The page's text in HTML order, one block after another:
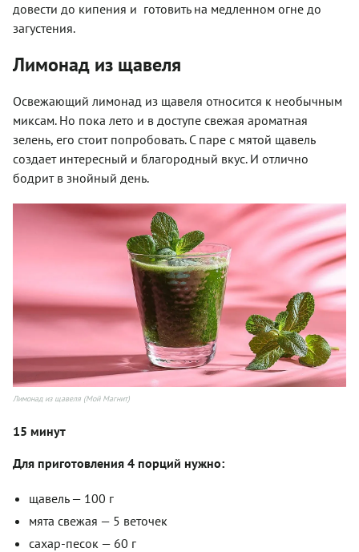
довести до кипения и готовить на медленном огне до
загустения.
Лимонад из щавеля
Освежающий лимонад из щавеля относится к необычным
миксам. Но пока лето и в доступе свежая ароматная
зелень, его стоит попробовать. С паре с мятой щавель
создает интересный и благородный вкус. И отлично
бодрит в знойный день.
Лимонад из щавеля (Мой Магнит)
15 минут
Для приготовления 4 порций нужно:
щавель — 100 г
мята свежая — 5 веточек
сахар-песок — 60 г